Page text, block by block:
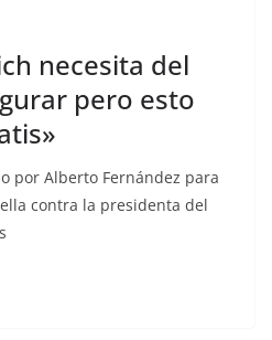
necesita del
pero esto
por Alberto Fernández para
contra la presidenta del